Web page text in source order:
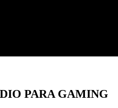
PARA GAMING